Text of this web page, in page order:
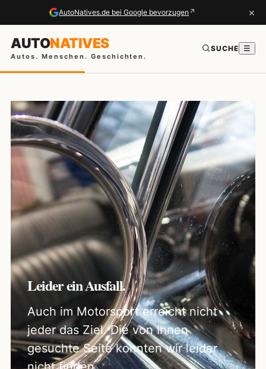
AutoNatives.de bei Google bevorzugen ↗ ×
AUTONATIVES
Autos. Menschen. Geschichten.
SUCHE ☰
Leider ein Ausfall.
Auch im Motorsport erreicht nicht
jeder das Ziel. Die von Ihnen
gesuchte Seite konnten wir leider